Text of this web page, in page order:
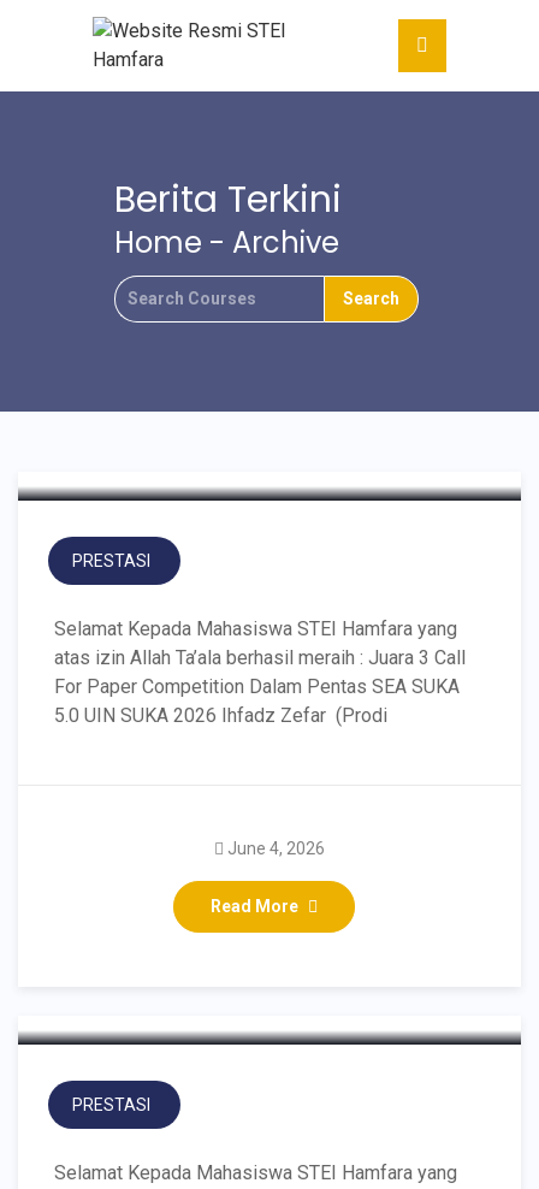
Berita Terkini
Home - Archive
Mahasiswa STEI Hamfara
SEA SUKA 5.0
PRESTASI
Selamat Kepada Mahasiswa STEI Hamfara yang
atas izin Allah Ta’ala berhasil meraih : Juara 3 Call
For Paper Competition Dalam Pentas SEA SUKA
5.0 UIN SUKA 2026 Ihfadz Zefar (Prodi
Read More
June 4, 2026
Perwakilan Mahasiswa
STEI Hamfara Juara 3
Videography Competition
PRESTASI
Selamat Kepada Mahasiswa STEI Hamfara yang